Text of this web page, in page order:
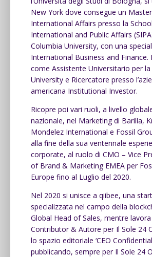
New York dove consegue un
International Affairs presso la
International and Public Affairs
Columbia University, con una
International Business and Finance.
come Assistente Universitario per
University e Ricercatore presso
americana Institutional Investor.
Ricopre poi vari ruoli, a livello
nazionale, nel Marketing di Barilla,
Mondelez International e Fossil
alla fine della sua ventennale
corporate, al ruolo di CMO – Vice
of Brand & Marketing EMEA per
Europe fino al Luglio del 2020.
Nel 2020 si unisce a qiibee, una
specializzata nel campo della
Global Head of Sales, mentre
Contributor & Autore per Il Sole 24
lo spazio editoriale ‘CEO
pubblicando, sempre per Il Sole 24